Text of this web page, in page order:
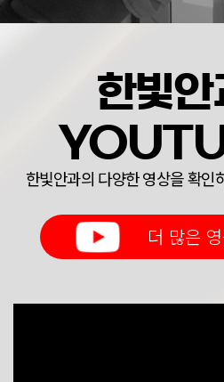
한빛안
한빛안과의 다양한 영상을 확인
더 많은